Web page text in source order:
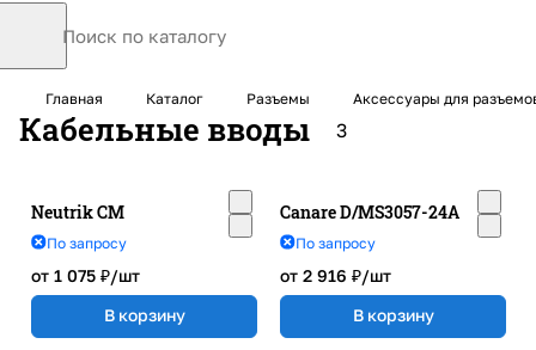
Главная Каталог Разъемы Аксессуары для
Кабельные вводы 3
Neutrik CM
По запросу
от 1 075 ₽/шт
В корзину
Canare D/MS3057-24A
По запросу
от 2 916 ₽/шт
В корзину